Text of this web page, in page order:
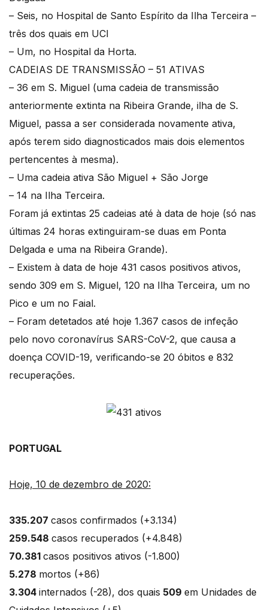
– Seis, no Hospital de Santo Espírito da Ilha Terceira –
três dos quais em UCI
– Um, no Hospital da Horta.
CADEIAS DE TRANSMISSÃO – 51 ATIVAS
– 36 em S. Miguel (uma cadeia de transmissão
anteriormente extinta na Ribeira Grande, ilha de S.
Miguel, passa a ser considerada novamente ativa,
após terem sido diagnosticados mais dois elementos
pertencentes à mesma).
– Uma cadeia ativa São Miguel + São Jorge
– 14 na Ilha Terceira.
Foram já extintas 25 cadeias até à data de hoje (só nas
últimas 24 horas extinguiram-se duas em Ponta
Delgada e uma na Ribeira Grande).
– Existem à data de hoje 431 casos positivos ativos,
sendo 309 em S. Miguel, 120 na Ilha Terceira, um no
Pico e um no Faial.
– Foram detetados até hoje 1.367 casos de infeção
pelo novo coronavírus SARS-CoV-2, que causa a
doença COVID-19, verificando-se 20 óbitos e 832
recuperações.
PORTUGAL
Hoje, 10 de dezembro de 2020:
335.207 casos confirmados (+3.134)
259.548 casos recuperados (+4.848)
70.381 casos positivos ativos (-1.800)
5.278 mortos (+86)
3.304 internados (-28), dos quais 509 em Unidades de